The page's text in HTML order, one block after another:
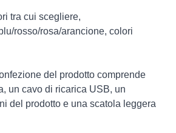
tra cui scegliere,
rosso/rosa/arancione, colori
del prodotto comprende
un cavo di ricarica USB, un
del prodotto e una scatola leggera